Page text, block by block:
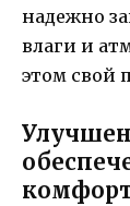
надежно
влаги и
этом свой